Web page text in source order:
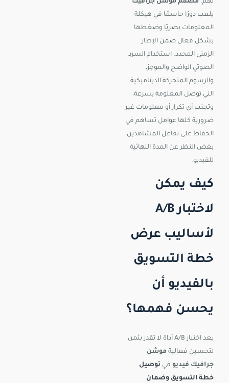
لهم. مصمم موشن جرافيك
يلعب دورًا حاسمًا في هيكلة
المعلومات بصريًا وضغطها
بشكل فعال ضمن الإطار
الزمني المحدد. استخدام السرد
الصوتي الواضح والموجز،
والرسوم المتحركة الديناميكية
التي توصل المعلومة بسرعة،
وتجنب أي تكرار أو معلومات غير
ضرورية كلها عوامل تساهم في
الحفاظ على تفاعل المشاهدين
بغض النظر عن المدة النهائية
للفيديو.
كيف يمكن
لاختبار A/B
لأساليب عرض
خطة التسويق
بالفيديو أن
يحسن فهمها؟
يعد اختبار A/B أداة لا تقدر بثمن
لتحسين فعالية موشن
جرافيك فيديو في توصيل
خطة التسويق وضمان